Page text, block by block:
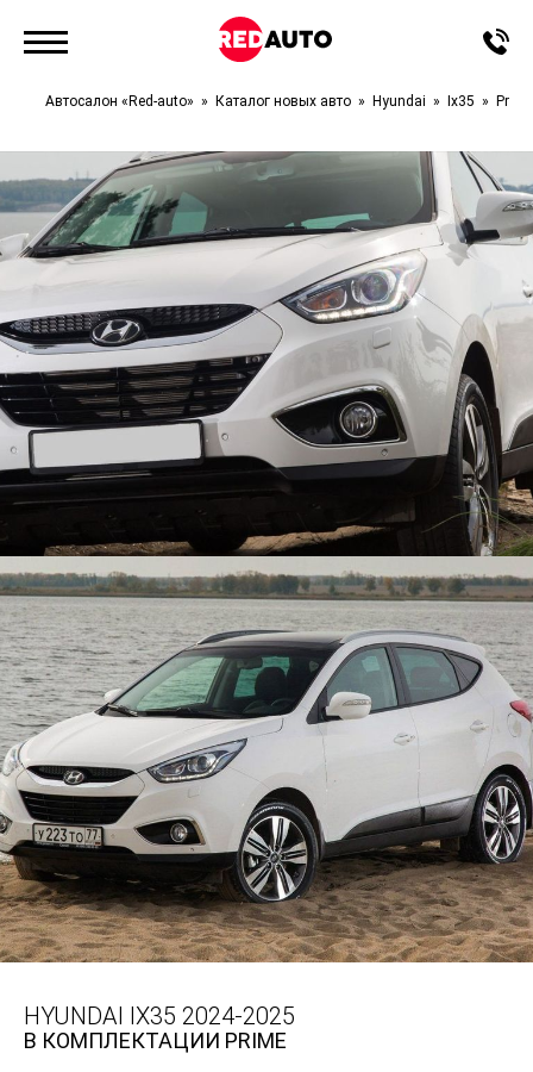
Автосалон «Red-auto» Каталог новых авто Hyundai Ix35 Prime
HYUNDAI IX35 2024-2025
В КОМПЛЕКТАЦИИ PRIME